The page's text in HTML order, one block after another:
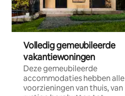
Volledig gemeubileerde
vakantiewoningen
Deze gemeubileerde
accommodaties hebben alle
voorzieningen van thuis, van